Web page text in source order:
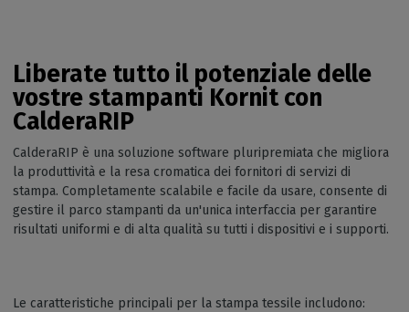
Liberate tutto il potenziale delle
vostre stampanti Kornit con
CalderaRIP
CalderaRIP è una soluzione software pluripremiata che migliora
la produttività e la resa cromatica dei fornitori di servizi di
stampa. Completamente scalabile e facile da usare, consente di
gestire il parco stampanti da un'unica interfaccia per garantire
risultati uniformi e di alta qualità su tutti i dispositivi e i supporti.
Le caratteristiche principali per la stampa tessile includono: